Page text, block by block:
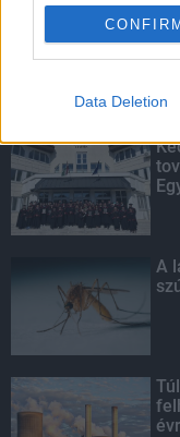
user protection.
CONFIRM
Data Deletion
KIEMELT
A